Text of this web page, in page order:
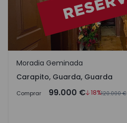
Carapito, Guarda, Guarda
Moradia Geminada
Carapito, Guarda, Guarda
Comprar 99.000 € 18%120.000 €